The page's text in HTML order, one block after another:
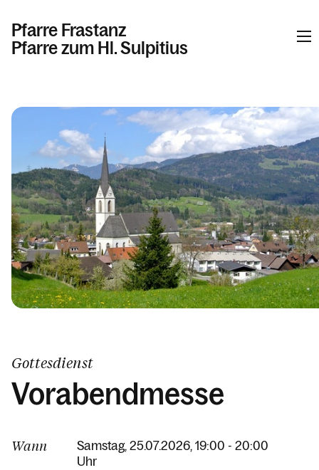
Pfarre Frastanz
Pfarre zum Hl. Sulpitius
Kalender
Personen
Kontakt
Gottesdienst
Vorabendmesse
Wann
Samstag, 25.07.2026, 19:00 - 20:00
Uhr